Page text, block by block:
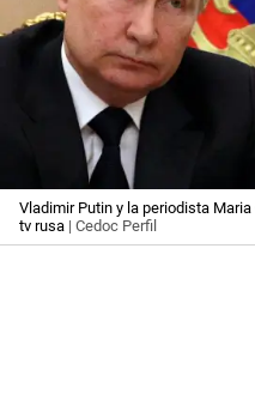
Vladimir Putin y la periodista
tv rusa | Cedoc Perfil